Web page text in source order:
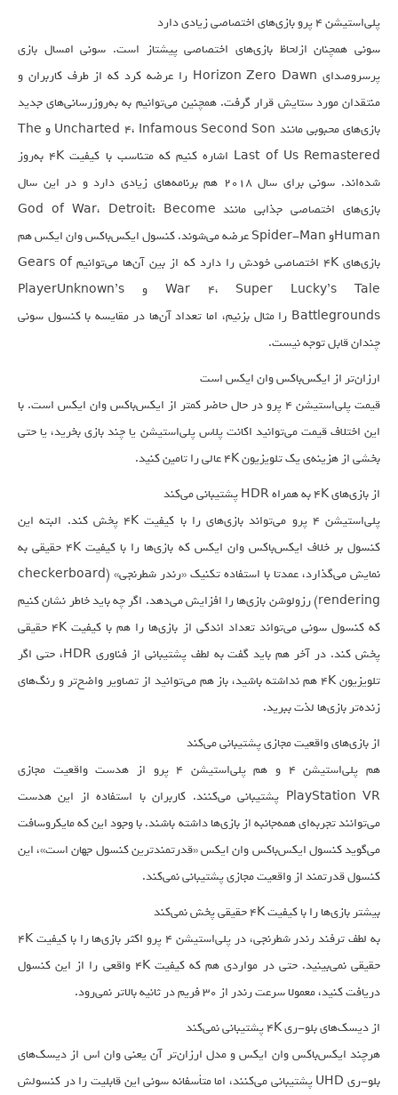
پلی‌استیشن ۴ پرو بازی‌های اختصاصی زیادی دارد
سونی همچنان ازلحاظ بازی‌های اختصاصی پیشتاز است. سونی امسال بازی
پرسروصدای Horizon Zero Dawn را عرضه کرد که از طرف کاربران و
منتقدان مورد ستایش قرار گرفت. همچنین می‌توانیم به به‌روزرسانی‌های جدید
بازی‌های محبوبی مانند Uncharted 4، Infamous Second Son و The
Last of Us Remastered اشاره کنیم که متناسب با کیفیت ۴K به‌روز
شده‌اند. سونی برای سال ۲۰۱۸ هم برنامه‌های زیادی دارد و در این سال
بازی‌های اختصاصی جذابی مانند God of War، Detroit: Become
Humanو Spider-Man عرضه می‌شوند. کنسول ایکس‌باکس وان ایکس هم
بازی‌های ۴K اختصاصی خودش را دارد که از بین آن‌ها می‌توانیم Gears of
War 4، Super Lucky’s Tale و PlayerUnknown’s
Battlegrounds را مثال بزنیم، اما تعداد آن‌ها در مقایسه با کنسول سونی
چندان قابل توجه نیست.
ارزان‌تر از ایکس‌باکس وان ایکس است
قیمت پلی‌استیشن ۴ پرو در حال حاضر کمتر از ایکس‌باکس وان ایکس است. با
این اختلاف قیمت می‌توانید اکانت پلاس پلی‌استیشن یا چند بازی بخرید، یا حتی
بخشی از هزینه‌ی یک تلویزیون ۴K عالی را تامین کنید.
از بازی‌های ۴K به همراه HDR پشتیبانی می‌کند
پلی‌استیشن ۴ پرو می‌تواند بازی‌های را با کیفیت ۴K پخش کند. البته این
کنسول بر خلاف ایکس‌باکس وان ایکس که بازی‌ها را با کیفیت ۴K حقیقی به
نمایش می‌گذارد، عمدتا با استفاده تکنیک «رندر شطرنجی» (checkerboard
rendering) رزولوشن بازی‌ها را افزایش می‌دهد. اگر چه باید خاطر نشان کنیم
که کنسول سونی می‌تواند تعداد اندکی از بازی‌ها را هم با کیفیت ۴K حقیقی
پخش کند. در آخر هم باید گفت به لطف پشتیبانی از فناوری HDR، حتی اگر
تلویزیون ۴K هم نداشته باشید، باز هم می‌توانید از تصاویر واضح‌تر و رنگ‌های
زنده‌تر بازی‌ها لذت ببرید.
از بازی‌های واقعیت مجازی پشتیبانی می‌کند
هم پلی‌استیشن ۴ و هم پلی‌استیشن ۴ پرو از هدست واقعیت مجازی
PlayStation VR پشتیبانی می‌کنند. کاربران با استفاده از این هدست
می‌توانند تجربه‌ای همه‌جانبه از بازی‌ها داشته باشند. با وجود این که مایکروسافت
می‌گوید کنسول ایکس‌باکس وان ایکس «قدرتمندترین کنسول جهان است»، این
کنسول قدرتمند از واقعیت مجازی پشتیبانی نمی‌کند.
بیشتر بازی‌ها را با کیفیت ۴K حقیقی پخش نمی‌کند
به لطف ترفند رندر شطرنجی، در پلی‌استیشن ۴ پرو اکثر بازی‌ها را با کیفیت ۴K
حقیقی نمی‌بینید. حتی در مواردی هم که کیفیت ۴K واقعی را از این کنسول
دریافت کنید، معمولا سرعت رندر از ۳۰ فریم در ثانیه بالاتر نمی‌رود.
از دیسک‌های بلو-ری ۴K پشتیبانی نمی‌کند
هرچند ایکس‌باکس وان ایکس و مدل ارزان‌تر آن یعنی وان اس از دیسک‌های
بلو-ری UHD پشتیبانی می‌کنند، اما متأسفانه سونی این قابلیت را در کنسولش